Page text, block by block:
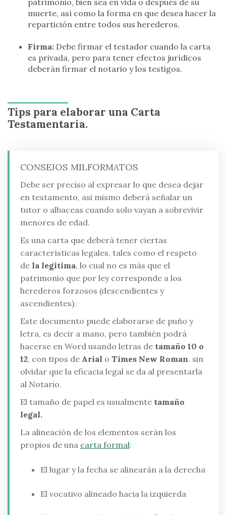
muerte, así como la forma en que desea hacer la
repartición entre todos sus herederos.
Firma: Debe firmar el testador cuando la carta
es privada, pero para tener efectos jurídicos
deberán firmar el notario y los testigos.
Tips para elaborar una Carta
Testamentaria.
CONSEJOS MILFORMATOS
Debe ser preciso al expresar lo que desea dejar
en testamento, asi mismo deberá señalar un
tutor o albaceas cuando solo vayan a sobrevivir
menores de edad.
Es una carta que deberá tener ciertas
características legales, tales como el respeto
dela legitima, lo cual no es más que el
patrimonio que por ley corresponde a los
herederos forzosos (descendientes y
ascendientes).
Este documento puede elaborarse de puño y
letra, es decir a mano, pero también podrá
hacerse en Word usando letras detamaño 10 o
12, con tipos deArial o Times New Roman. sin
olvidar que la eficacia legal se da al presentarla
al Notario.
El tamaño de papel es usualmentetamaño
legal.
La alineación de los elementos serán los
propios de una carta formal:
El lugar y la fecha se alinearán a la derecha
El vocativo alineado hacia la izquierda